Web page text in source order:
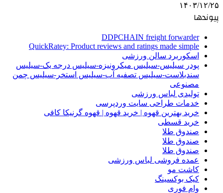
۱۴۰۳/۱۲/۲۵
پیوندها
DDPCHAIN freight forwarder
QuickRatey: Product reviews and ratings made simple
اسکوربرد سالن ورزشی
پودر سیلیس-سیلیس میکرونیزه-سیلیس درجه یک-سیلیس
سندبلاست-سیلیس تصفیه آب-سیلیس استخر-سیلیس چمن
مصنوعی
تولیدی لباس ورزشی
خدمات طراحی سایت وردپرسی
خرید بهترین قهوه | خرید قهوه | قهوه گرنیکا کافی
خرید قسطی
صندوق طلا
صندوق طلا
صندوق طلا
عمده فروشی لباس ورزشی
کاشت مو
کیک بوکسینگ
وام فوری